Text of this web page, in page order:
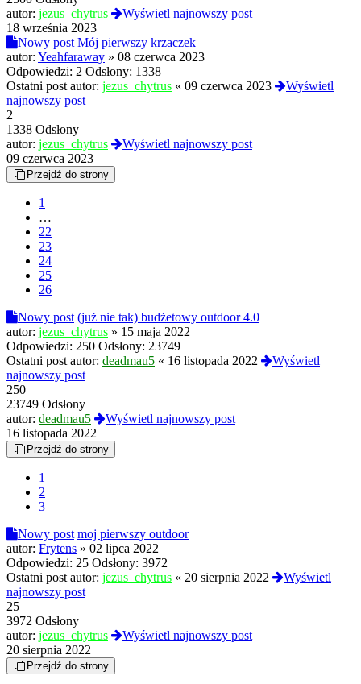
autor: jezus_chytrus
Wyświetl najnowszy post
18 września 2023
Nowy post Mój pierwszy krzaczek
autor: Yeahfaraway » 08 czerwca 2023
Odpowiedzi: 2 Odsłony: 1338
Ostatni post autor: jezus_chytrus « 09 czerwca 2023
Wyświetl
najnowszy post
2
1338 Odsłony
autor: jezus_chytrus
Wyświetl najnowszy post
09 czerwca 2023
Przejdź do strony
1
…
22
23
24
25
26
Nowy post (już nie tak) budżetowy outdoor 4.0
autor: jezus_chytrus » 15 maja 2022
Odpowiedzi: 250 Odsłony: 23749
Ostatni post autor: deadmau5 « 16 listopada 2022
Wyświetl
najnowszy post
250
23749 Odsłony
autor: deadmau5
Wyświetl najnowszy post
16 listopada 2022
Przejdź do strony
1
2
3
Nowy post moj pierwszy outdoor
autor: Frytens » 02 lipca 2022
Odpowiedzi: 25 Odsłony: 3972
Ostatni post autor: jezus_chytrus « 20 sierpnia 2022
Wyświetl
najnowszy post
25
3972 Odsłony
autor: jezus_chytrus
Wyświetl najnowszy post
20 sierpnia 2022
Przejdź do strony